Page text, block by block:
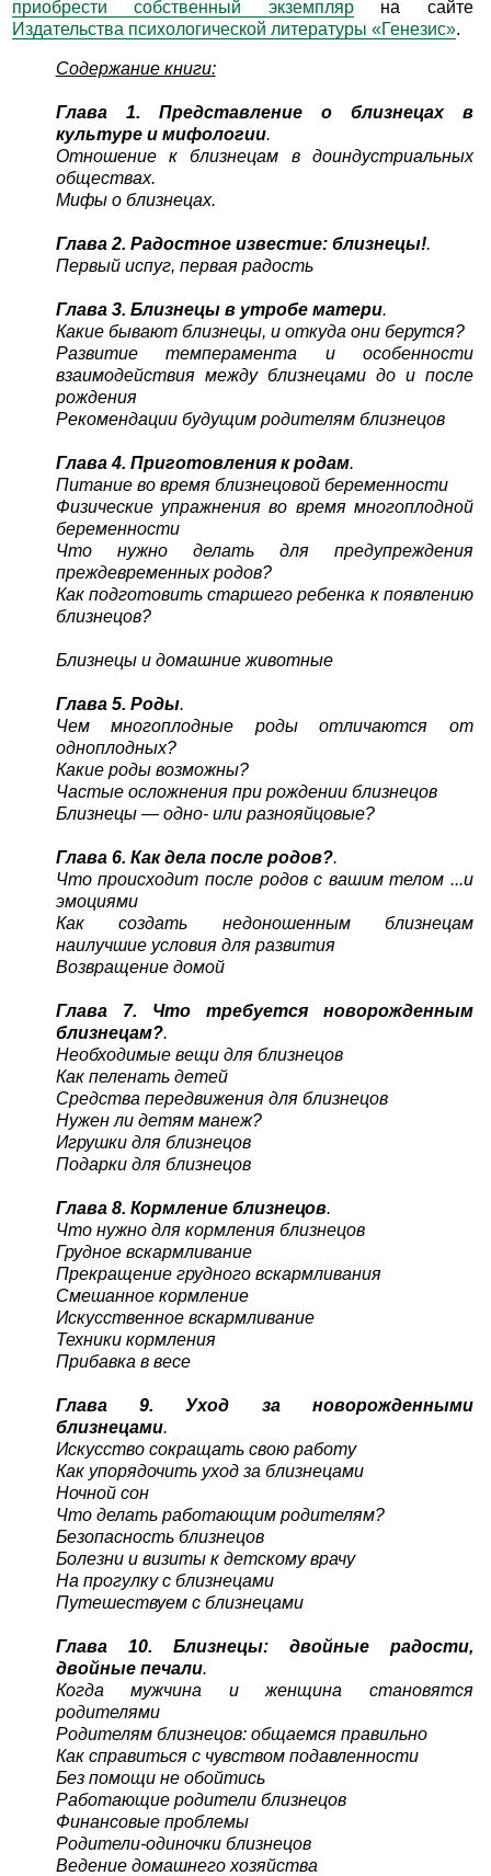
приобрести собственный экземплярна сайте
Издательства психологической литературы «Генезис».
Содержание книги:
Глава 1. Представление о близнецах в
культуре и мифологии.
Отношение к близнецам в доиндустриальных
обществах.
Мифы о близнецах.
Глава 2. Радостное известие: близнецы!.
Первый испуг, первая радость
Глава 3. Близнецы в утробе матери.
Какие бывают близнецы, и откуда они берутся?
Развитие темперамента и особенности
взаимодействия между близнецами до и после
рождения
Рекомендации будущим родителям близнецов
Глава 4. Приготовления к родам.
Питание во время близнецовой беременности
Физические упражнения во время многоплодной
беременности
Что нужно делать для предупреждения
преждевременных родов?
Как подготовить старшего ребенка к появлению
близнецов?
Близнецы и домашние животные
Глава 5. Роды.
Чем многоплодные роды отличаются от
одноплодных?
Какие роды возможны?
Частые осложнения при рождении близнецов
Близнецы — одно- или разнояйцовые?
Глава 6. Как дела после родов?.
Что происходит после родов с вашим телом ...и
эмоциями
Как создать недоношенным близнецам
наилучшие условия для развития
Возвращение домой
Глава 7. Что требуется новорожденным
близнецам?.
Необходимые вещи для близнецов
Как пеленать детей
Средства передвижения для близнецов
Нужен ли детям манеж?
Игрушки для близнецов
Подарки для близнецов
Глава 8. Кормление близнецов.
Что нужно для кормления близнецов
Грудное вскармливание
Прекращение грудного вскармливания
Смешанное кормление
Искусственное вскармливание
Техники кормления
Прибавка в весе
Глава 9. Уход за новорожденными
близнецами.
Искусство сокращать свою работу
Как упорядочить уход за близнецами
Ночной сон
Что делать работающим родителям?
Безопасность близнецов
Болезни и визиты к детскому врачу
На прогулку с близнецами
Путешествуем с близнецами
Глава 10. Близнецы: двойные радости,
двойные печали.
Когда мужчина и женщина становятся
родителями
Родителям близнецов: общаемся правильно
Как справиться с чувством подавленности
Без помощи не обойтись
Работающие родители близнецов
Финансовые проблемы
Родители-одиночки близнецов
Ведение домашнего хозяйства